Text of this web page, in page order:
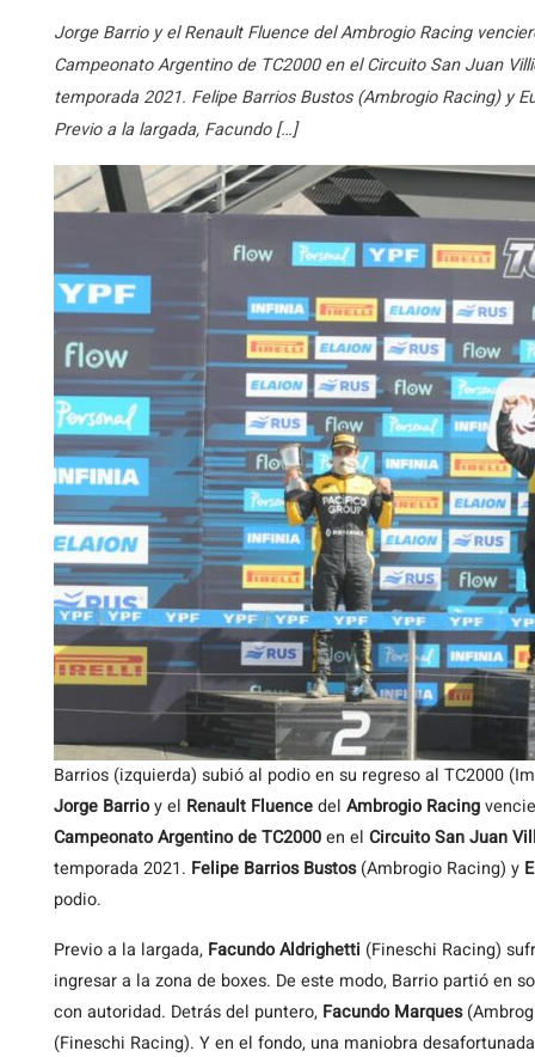
Jorge Barrio y el Renault Fluence del Ambrogio Racing
Campeonato Argentino de TC2000 en el Circuito San Juan
temporada 2021. Felipe Barrios Bustos (Ambrogio Racing) y
Previo a la largada, Facundo […]
Barrios (izquierda) subió al podio en su regreso al TC2000
Jorge Barrioy el Renault Fluencedel Ambrogio Racing
Campeonato Argentino de TC2000en el Circuito San Juan
temporada 2021. Felipe Barrios Bustos(Ambrogio Racing) y
podio.
Previo a la largada, Facundo Aldrighetti (Fineschi Racing)
ingresar a la zona de boxes. De este modo, Barrio partió en
con autoridad. Detrás del puntero, Facundo Marques
(Fineschi Racing). Y en el fondo, una maniobra